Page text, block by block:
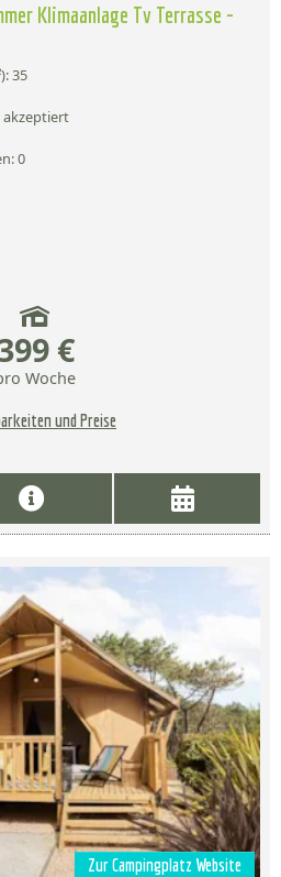
Klimaanlage Tv Terrasse -
35
akzeptiert
0
€
Woche
und Preise
Zur Campingplatz Website